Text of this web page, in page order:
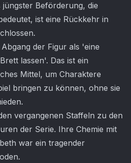
Beförderung, die
ist eine Rückkehr in
der Figur als 'eine
lassen'. Das ist ein
Mittel, um Charaktere
bringen zu können, ohne sie
vergangenen Staffeln zu den
der Serie. Ihre Chemie mit
war ein tragender